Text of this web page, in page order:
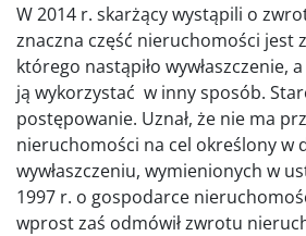
W 2014 r. skarżący wystąpili o
znaczna część nieruchomości jest
którego nastąpiło wywłaszczenie,
ją wykorzystać w inny sposób.
postępowanie. Uznał, że nie ma
nieruchomości na cel określony w
wywłaszczeniu, wymienionych w
1997 r. o gospodarce
wprost zaś odmówił zwrotu